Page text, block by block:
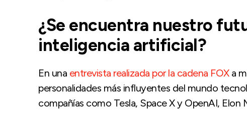
¿Se encuentra nuestro
inteligencia artificial?
En una entrevista realizada por la cadena FOXa
personalidades más influyentes del mundo
compañías como Tesla, Space X y OpenAI,